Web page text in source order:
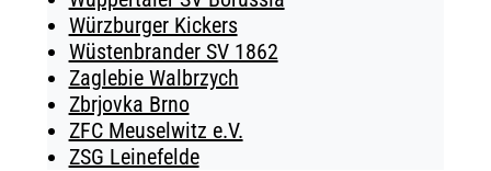
Würzburger Kickers
Wüstenbrander SV 1862
Zaglebie Walbrzych
Zbrjovka Brno
ZFC Meuselwitz e.V.
ZSG Leinefelde